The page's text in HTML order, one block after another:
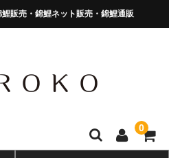
販売・錦鯉ネット販売・錦鯉通販
社 鱗～うろこ～0